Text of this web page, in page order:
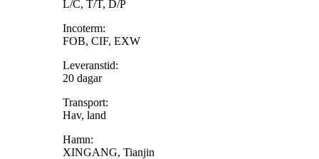
L/C, T/T, D/P
Incoterm:
FOB, CIF, EXW
Leveranstid:
20 dagar
Transport:
Hav, land
Hamn:
XINGANG, Tianjin